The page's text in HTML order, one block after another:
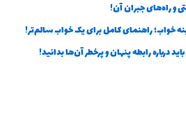
و راه‌های جبران آن!
خواب؛ راهنمای کامل برای یک خواب سالم‌تر!